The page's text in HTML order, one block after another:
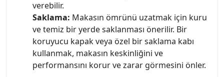
verebilir.
Saklama: Makasın ömrünü uzatmak için kuru
ve temiz bir yerde saklanması önerilir. Bir
koruyucu kapak veya özel bir saklama kabı
kullanmak, makasın keskinliğini ve
performansını korur ve zarar görmesini önler.